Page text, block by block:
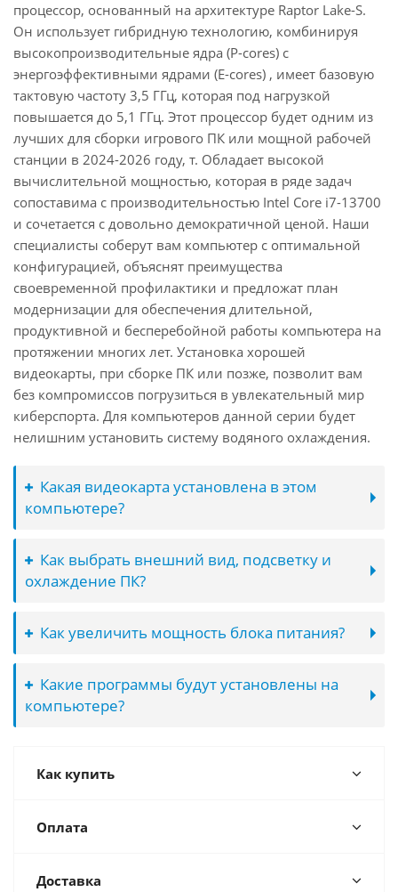
процессор, основанный на архитектуре Raptor Lake-S.
Он использует гибридную технологию, комбинируя
высокопроизводительные ядра (P-cores) с
энергоэффективными ядрами (E-cores) , имеет базовую
тактовую частоту 3,5 ГГц, которая под нагрузкой
повышается до 5,1 ГГц. Этот процессор будет одним из
лучших для сборки игрового ПК или мощной рабочей
станции в 2024-2026 году, т. Обладает высокой
вычислительной мощностью, которая в ряде задач
сопоставима с производительностью Intel Core i7-13700
и сочетается с довольно демократичной ценой. Наши
специалисты соберут вам компьютер с оптимальной
конфигурацией, объяснят преимущества
своевременной профилактики и предложат план
модернизации для обеспечения длительной,
продуктивной и бесперебойной работы компьютера на
протяжении многих лет. Установка хорошей
видеокарты, при сборке ПК или позже, позволит вам
без компромиссов погрузиться в увлекательный мир
киберспорта. Для компьютеров данной серии будет
нелишним установить систему водяного охлаждения.
Какая видеокарта установлена в этом
компьютере?
Как выбрать внешний вид, подсветку и
охлаждение ПК?
Как увеличить мощность блока питания?
Какие программы будут установлены на
компьютере?
Как купить
Оплата
Доставка